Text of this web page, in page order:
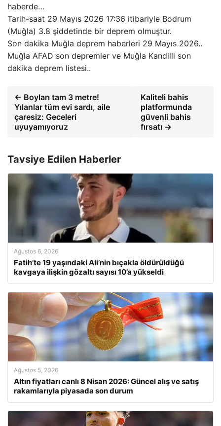
haberde…
Tarih-saat 29 Mayıs 2026 17:36 itibariyle Bodrum
(Muğla) 3.8 şiddetinde bir deprem olmuştur.
Son dakika Muğla deprem haberleri 29 Mayıs 2026..
Muğla AFAD son depremler ve Muğla Kandilli son
dakika deprem listesi..
← Boyları tam 3 metre!
Yılanlar tüm evi sardı, aile
çaresiz: Geceleri
uyuyamıyoruz
Kaliteli bahis
platformunda
güvenli bahis
fırsatı →
Tavsiye Edilen Haberler
Ağustos 6, 2026
Fatih’te 19 yaşındaki Ali’nin bıçakla öldürüldüğü
kavgaya ilişkin gözaltı sayısı 10’a yükseldi
Ağustos 5, 2026
Altın fiyatları canlı 8 Nisan 2026: Güncel alış ve satış
rakamlarıyla piyasada son durum